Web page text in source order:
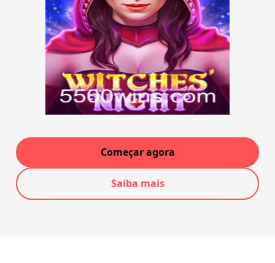
Começar agora
Saiba mais